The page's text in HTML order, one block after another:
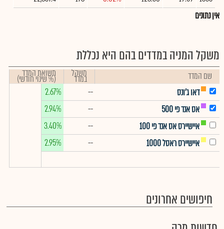
אין נתונים
משקל המניה במדדים בהם היא נכללת
שם המדד משקל
במדד תשואת המדד
(% שינוי חודשי)
דאו ג'ונס
--
2.67%
אס אנד פי 500
--
2.94%
איישיירס אס אנד פי 100
--
3.40%
איישיירס ראסל 1000
--
2.95%
חיפושים אחרונים